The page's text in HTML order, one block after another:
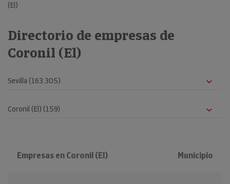
(El)
Directorio de empresas de
Coronil (El)
Empresas en Coronil (El) Municipio